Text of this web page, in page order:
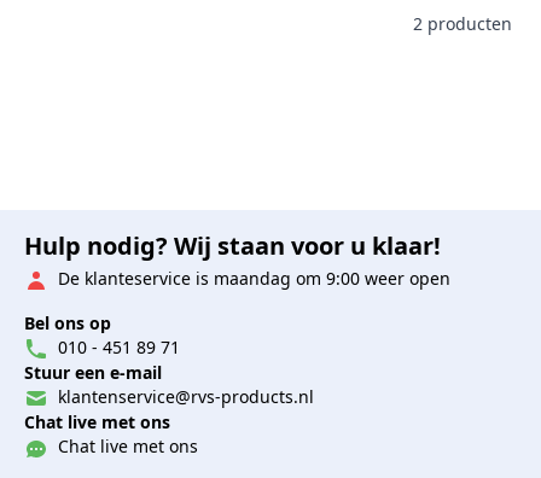
2 producten
Hulp nodig? Wij staan voor u klaar!
De klanteservice is maandag om 9:00 weer open
Bel ons op
010 - 451 89 71
Stuur een e-mail
klantenservice@rvs-products.nl
Chat live met ons
Chat live met ons